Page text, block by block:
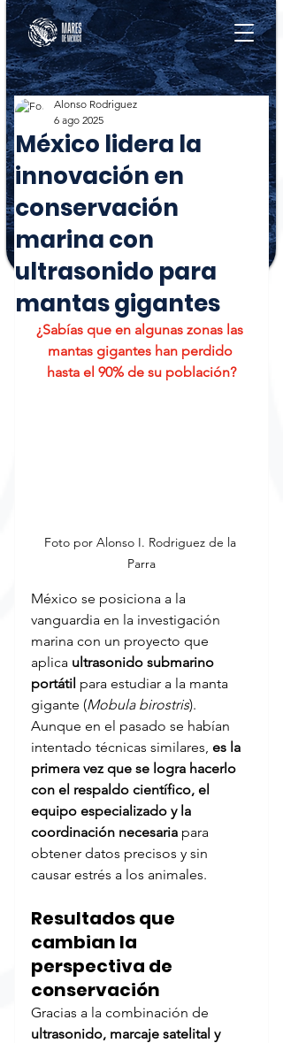
México lidera la
innovación en
conservación
marina con
ultrasonido para
mantas gigantes
Alonso Rodriguez
6 ago 2025
¿Sabías que en algunas zonas las
mantas gigantes han perdido
hasta el 90% de su población?
Foto por Alonso I. Rodriguez de la
Parra
México se posiciona a la
vanguardia en la investigación
marina con un proyecto que
aplica ultrasonido submarino
portátil para estudiar a la manta
gigante (Mobula birostris).
Aunque en el pasado se habían
intentado técnicas similares, es la
primera vez que se logra hacerlo
con el respaldo científico, el
equipo especializado y la
coordinación necesaria para
obtener datos precisos y sin
causar estrés a los animales.
Resultados que
cambian la
perspectiva de
conservación
Gracias a la combinación de
ultrasonido, marcaje satelital y